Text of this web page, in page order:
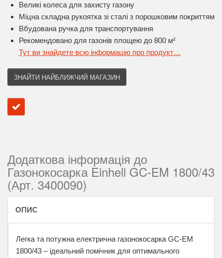
Великі колеса для захисту газону
Міцна складна рукоятка зі сталі з порошковим покриттям
Вбудована ручка для транспортування
Рекомендовано для газонів площею до 800 м²
Тут ви знайдете всю інформацію про продукт…
ЗНАЙТИ НАЙБЛИЖЧИЙ МАГАЗИН
Додаткова інформація до
Газонокосарка Einhell GC-EM 1800/43
(Арт. 3400090)
ОПИС
Легка та потужна електрична газонокосарка GC-EM
1800/43 – ідеальний помічник для оптимального